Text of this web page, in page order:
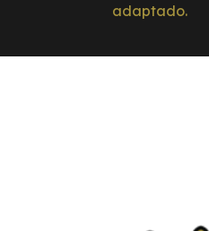
adaptado.